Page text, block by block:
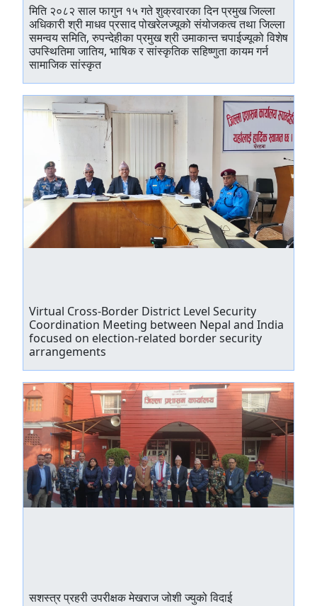
मिति २०८२ साल फागुन १५ गते शुक्रवारका दिन प्रमुख जिल्ला
अधिकारी श्री माधव प्रसाद पोखरेलज्यूको संयोजकत्व तथा जिल्ला
समन्वय समिति, रुपन्देहीका प्रमुख श्री उमाकान्त चपाईज्यूको विशेष
उपस्थितिमा जातिय, भाषिक र सांस्कृतिक सहिष्णुता कायम गर्न
सामाजिक सांस्कृत
Virtual Cross-Border District Level Security
Coordination Meeting between Nepal and India
focused on election-related border security
arrangements
सशस्त्र प्रहरी उपरीक्षक मेखराज जोशी ज्युको विदाई